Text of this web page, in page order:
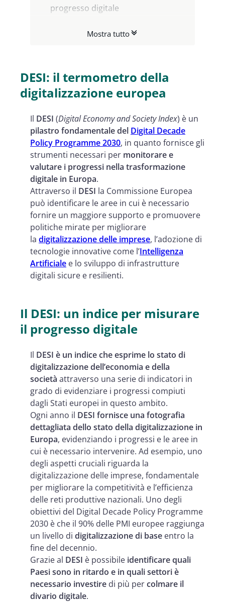
progresso digitale
2030: una visione per l'Europa
I dati del DESI 2024: un'Europa
digitale a due velocità
L'Italia tra luci e ombre nel
panorama digitale europeo
Digitalizzazione imprese: l'Italia tra
i primi in Europa
nella digitalizzazione di base
Mostra tutto
DESI: il termometro della
digitalizzazione europea
Il DESI (Digital Economy and Society Index) è un
pilastro fondamentale del Digital Decade
Policy Programme 2030, in quanto fornisce gli
strumenti necessari per monitorare e
valutare i progressi nella trasformazione
digitale in Europa.
Attraverso il DESI la Commissione Europea
può identificare le aree in cui è necessario
fornire un maggiore supporto e promuovere
politiche mirate per migliorare
la digitalizzazione delle imprese, l’adozione di
tecnologie innovative come l’Intelligenza
Artificiale e lo sviluppo di infrastrutture
digitali sicure e resilienti.
Il DESI: un indice per misurare
il progresso digitale
Il DESI è un indice che esprime lo stato di
digitalizzazione dell’economia e della
società attraverso una serie di indicatori in
grado di evidenziare i progressi compiuti
dagli Stati europei in questo ambito.
Ogni anno il DESI fornisce una fotografia
dettagliata dello stato della digitalizzazione in
Europa, evidenziando i progressi e le aree in
cui è necessario intervenire. Ad esempio, uno
degli aspetti cruciali riguarda la
digitalizzazione delle imprese, fondamentale
per migliorare la competitività e l’efficienza
delle reti produttive nazionali. Uno degli
obiettivi del Digital Decade Policy Programme
2030 è che il 90% delle PMI europee raggiunga
un livello di digitalizzazione di base entro la
fine del decennio.
Grazie al DESI è possibile identificare quali
Paesi sono in ritardo e in quali settori è
necessario investire di più percolmare il
divario digitale.